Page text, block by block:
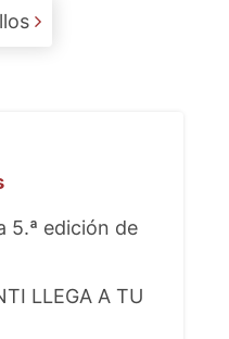
5.ª edición de
LLEGA A TU